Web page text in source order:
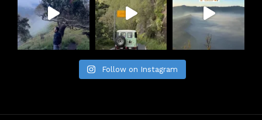
Follow on Instagram